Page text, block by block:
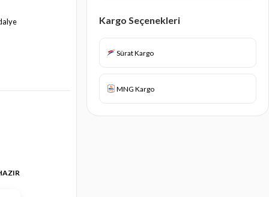
Kargo Seçenekleri
Sürat Kargo
MNG Kargo